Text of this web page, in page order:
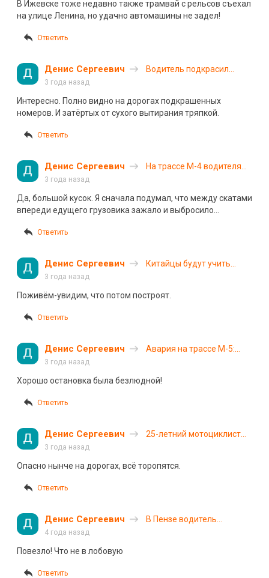
автомобилем
В Ижевске тоже недавно также трамвай с рельсов съехал
на улице Ленина, но удачно автомашины не задел!
Ответить
Денис Сергеевич
Водитель подкрасил
за это прав
3 года назад
Интересно. Полно видно на дорогах подкрашенных
номеров. И затëртых от сухого вытирания тряпкой.
Ответить
Денис Сергеевич
На трассе М-4 водителя
3 года назад
Да, большой кусок. Я сначала подумал, что между скатами
впереди едущего грузовика зажало и выбросило…
Ответить
Денис Сергеевич
Китайцы будут учить
3 года назад
Поживём-увидим, что потом построят.
Ответить
Денис Сергеевич
Авария на трассе М-5:
остановку и загорелся
3 года назад
Хорошо остановка была безлюдной!
Ответить
Денис Сергеевич
25-летний мотоциклист
3 года назад
Опасно нынче на дорогах, всё торопятся.
Ответить
Денис Сергеевич
В Пензе водитель
4 года назад
Повезло! Что не в лобовую
Ответить